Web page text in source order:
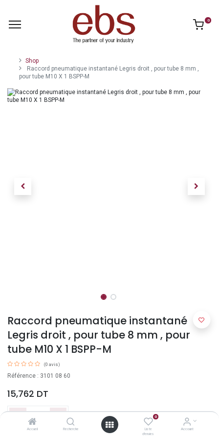
Accueil Recherche
0
Liste
d'envies
Account
0
Shop
Raccord pneumatique instantané Legris droit , pour tube 8 mm ,
pour tube M10 X 1 BSPP-M
Raccord pneumatique instantané
Legris droit , pour tube 8 mm , pour
tube M10 X 1 BSPP-M
(0 avis)
Référence : 3101 08 60
15,762 DT